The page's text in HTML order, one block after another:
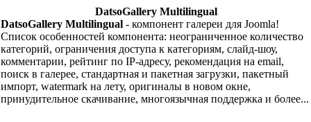
DatsoGallery Multilingual
DatsoGallery Multilingual - компонент галереи для Joomla!
Список особенностей компонента: неограниченное количество
категорий, ограничения доступа к категориям, слайд-шоу,
комментарии, рейтинг по IP-адресу, рекомендация на email,
поиск в галерее, стандартная и пакетная загрузки, пакетный
импорт, watermark на лету, оригиналы в новом окне,
принудительное скачивание, многоязычная поддержка и более...